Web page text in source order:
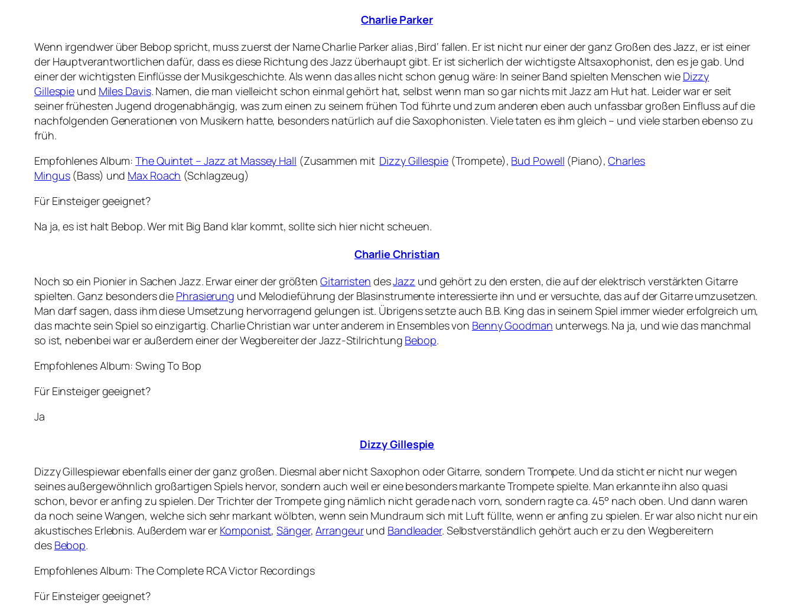
Charlie Parker
Wenn irgendwer über Bebop spricht, muss zuerst der Name Charlie Parker alias ‚Bird‘ fallen. Er ist nicht nur einer der ganz Großen des Jazz, er ist einer
der Hauptverantwortlichen dafür, dass es diese Richtung des Jazz überhaupt gibt. Er ist sicherlich der wichtigste Altsaxophonist, den es je gab. Und
einer der wichtigsten Einflüsse der Musikgeschichte. Als wenn das alles nicht schon genug wäre: In seiner Band spielten Menschen wie Dizzy
Gillespie und Miles Davis. Namen, die man vielleicht schon einmal gehört hat, selbst wenn man so gar nichts mit Jazz am Hut hat. Leider war er seit
seiner frühesten Jugend drogenabhängig, was zum einen zu seinem frühen Tod führte und zum anderen eben auch unfassbar großen Einfluss auf die
nachfolgenden Generationen von Musikern hatte, besonders natürlich auf die Saxophonisten. Viele taten es ihm gleich – und viele starben ebenso zu
früh.
Empfohlenes Album:The Quintet – Jazz at Massey Hall (Zusammen mit Dizzy Gillespie(Trompete), Bud Powell (Piano),Charles
Mingus(Bass) und Max Roach (Schlagzeug)
Für Einsteiger geeignet?
Na ja, es ist halt Bebop. Wer mit Big Band klar kommt, sollte sich hier nicht scheuen.
Charlie Christian
Noch so ein Pionier in Sachen Jazz. Erwar einer der größten Gitarristen desJazz und gehört zu den ersten, die auf der elektrisch verstärkten Gitarre
spielten. Ganz besonders die Phrasierung und Melodieführung der Blasinstrumente interessierte ihn und er versuchte, das auf der Gitarre umzusetzen.
Man darf sagen, dass ihm diese Umsetzung hervorragend gelungen ist. Übrigens setzte auch B.B. King das in seinem Spiel immer wieder erfolgreich um,
das machte sein Spiel so einzigartig. Charlie Christian war unter anderem in Ensembles von Benny Goodman unterwegs. Na ja, und wie das manchmal
so ist, nebenbei war er außerdem einer der Wegbereiter der Jazz-Stilrichtung Bebop.
Empfohlenes Album: Swing To Bop
Für Einsteiger geeignet?
Ja
Dizzy Gillespie
Dizzy Gillespiewar ebenfalls einer der ganz großen. Diesmal aber nicht Saxophon oder Gitarre, sondern Trompete. Und da sticht er nicht nur wegen
seines außergewöhnlich großartigen Spiels hervor, sondern auch weil er eine besonders markante Trompete spielte. Man erkannte ihn also quasi
schon, bevor er anfing zu spielen. Der Trichter der Trompete ging nämlich nicht gerade nach vorn, sondern ragte ca. 45° nach oben. Und dann waren
da noch seine Wangen, welche sich sehr markant wölbten, wenn sein Mundraum sich mit Luft füllte, wenn er anfing zu spielen. Er war also nicht nur ein
akustisches Erlebnis. Außerdem war er Komponist,Sänger,Arrangeurund Bandleader. Selbstverständlich gehört auch er zu den Wegbereitern
des Bebop.
Empfohlenes Album: The Complete RCA Victor Recordings
Für Einsteiger geeignet?